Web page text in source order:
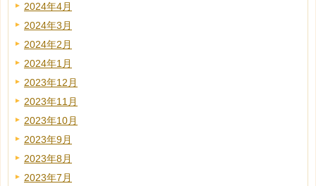
2024年4月
2024年3月
2024年2月
2024年1月
2023年12月
2023年11月
2023年10月
2023年9月
2023年8月
2023年7月